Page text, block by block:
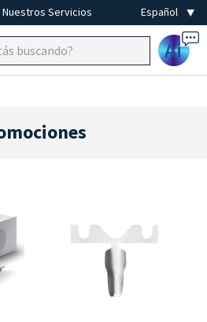
Nuestros Servicios
Ai